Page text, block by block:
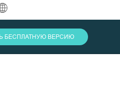
中文
English
БЕСПЛАТНУЮ ВЕРСИЮ